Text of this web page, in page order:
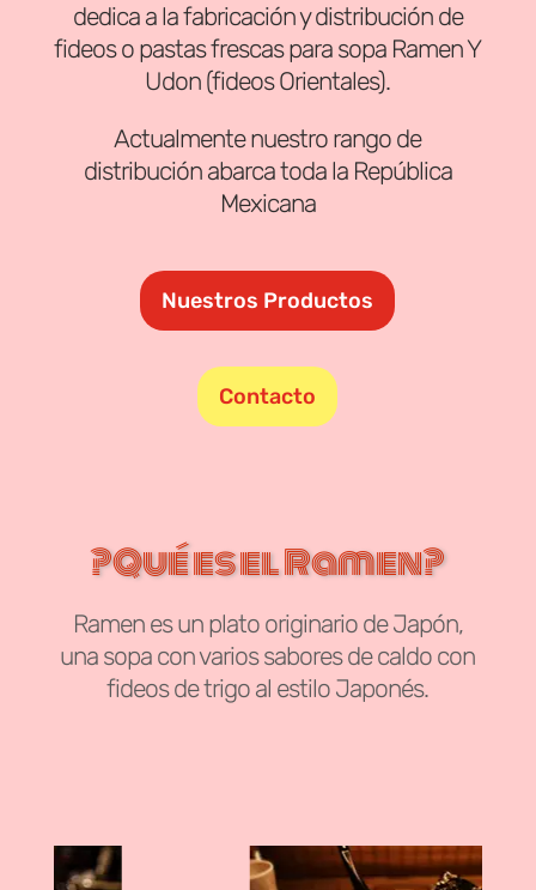
dedica a la fabricación y distribución de
fideos o pastas frescas para sopa Ramen Y
Udon (fideos Orientales).
Actualmente nuestro rango de
distribución abarca toda la República
Mexicana
Nuestros Productos
Contacto
¿Qué es el Ramen?
Ramen es un plato originario de Japón,
una sopa con varios sabores de caldo con
fideos de trigo al estilo Japonés.